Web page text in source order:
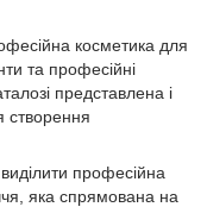
косметика для
та професійні
представлена і
створення
професійна
яка спрямована на